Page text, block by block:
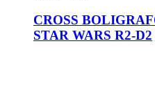
CROSS
STAR WARS R2-D2